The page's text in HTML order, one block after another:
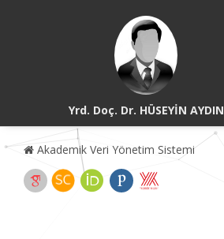
Yrd. Doç. Dr. HÜSEYİN AYDIN
Akademik Veri Yönetim Sistemi